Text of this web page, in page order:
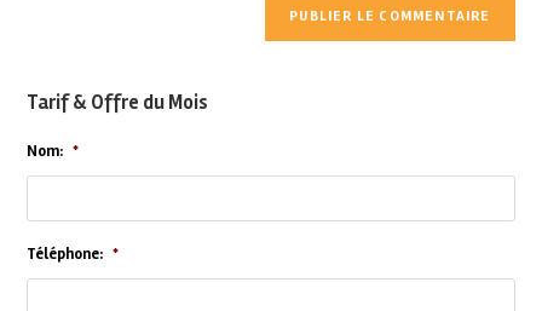
Tarif & Offre du Mois
Nom: *
Téléphone: *